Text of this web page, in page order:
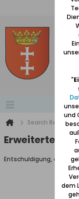
Search Result
Erweiterte
Entschuldigung, du
"
und
dem